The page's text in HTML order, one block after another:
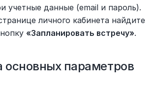
учетные данные (email и пароль).
личного кабинета найдите
«Запланировать встречу».
основных параметров